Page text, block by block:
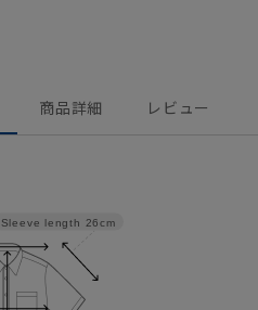
商品詳細 レビュー
Sleeve length 26cm